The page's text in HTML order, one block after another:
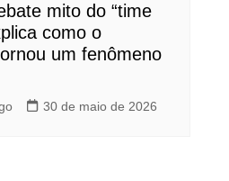
mito do “time
como o
um fenômeno
30 de maio de 2026